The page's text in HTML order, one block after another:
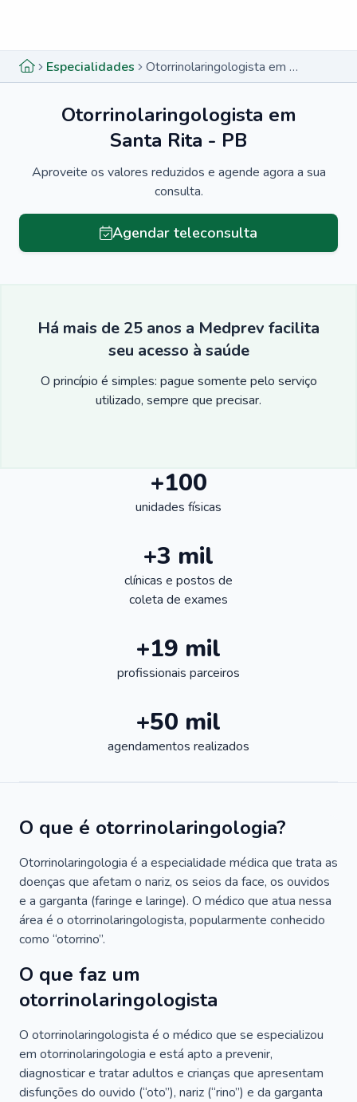
Especialidades Otorrinolaringologista em Santa Rita - PB
Otorrinolaringologista em
Santa Rita - PB
Aproveite os valores reduzidos e agende agora a sua
consulta.
Agendar teleconsulta
Há mais de 25 anos a Medprev facilita
seu acesso à saúde
O princípio é simples: pague somente pelo serviço
utilizado, sempre que precisar.
+100
unidades físicas
+3 mil
clínicas e postos de
coleta de exames
+19 mil
profissionais parceiros
+50 mil
agendamentos realizados
O que é otorrinolaringologia?
Otorrinolaringologia é a especialidade médica que trata as
doenças que afetam o nariz, os seios da face, os ouvidos
e a garganta (faringe e laringe). O médico que atua nessa
área é o otorrinolaringologista, popularmente conhecido
como “otorrino”.
O que faz um
otorrinolaringologista
O otorrinolaringologista é o médico que se especializou
em otorrinolaringologia e está apto a prevenir,
diagnosticar e tratar adultos e crianças que apresentam
disfunções do ouvido (“oto”), nariz (“rino”) e da garganta